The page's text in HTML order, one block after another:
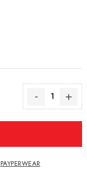
PAYPERWEAR